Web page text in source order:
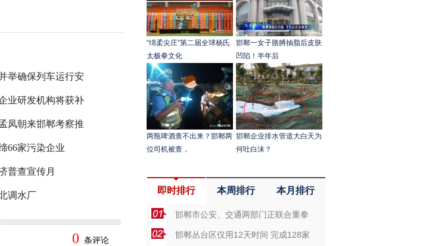
举确保列车运行安
业研发机构将获补
凤朝来邯郸考察推
66家污染企业
普查宣传月
调水厂
“绵柔尖庄”第二届全球杨氏
太极拳文化
邯郸一女子胳膊抽脂后皮肤
凹陷！半年后
两瓶啤酒查不出来？邯郸两
位司机被查，
邯郸企业排水管道大白天为
何吐白沫？
即时排行 本周排行 本月排行
邯郸市公安、交通两部门正联合重拳
邯郸丛台区仅用12天时间 完成128家